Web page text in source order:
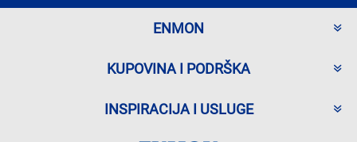
ENMON
KUPOVINA I PODRŠKA
INSPIRACIJA I USLUGE